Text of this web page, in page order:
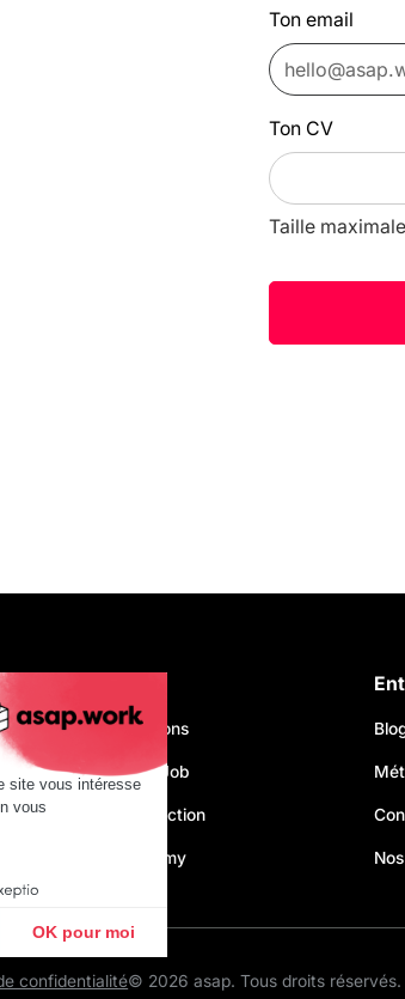
site vous intéresse
vous
OK pour moi
: Personnalisez vos Options
Ton email
Ton CV
Taille
Nous recrutons
Make Your Job
Just construction
asap.academy
confidentialité© 2026 asap. Tous droits réservés.